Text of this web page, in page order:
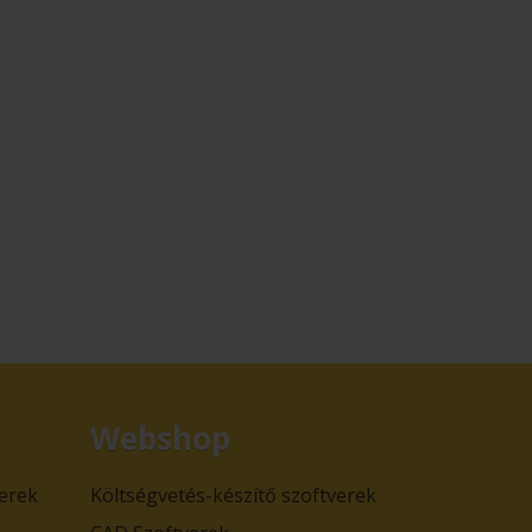
Webshop
Költségvetés-készítő szoftverek